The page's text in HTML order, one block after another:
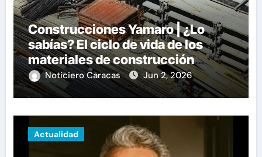
Construcciones Yamaro | ¿Lo
sabías? El ciclo de vida de los
materiales de construcción
revoluciona eficiencia en
proyectos modernos
Noticiero Caracas Jun 2, 2026
Actualidad